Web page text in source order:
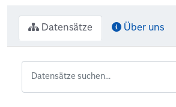
Datensätze Über uns